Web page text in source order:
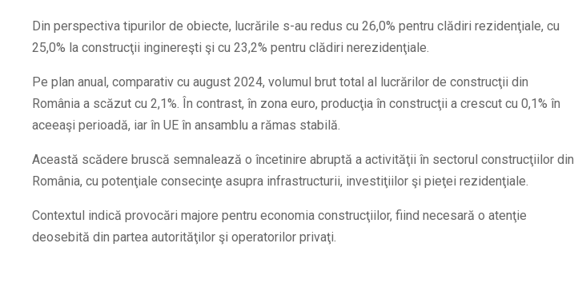
Din perspectiva tipurilor de obiecte, lucrările s-au redus cu 26,0% pentru clădiri rezidenţiale, cu
25,0% la construcţii inginereşti şi cu 23,2% pentru clădiri nerezidenţiale.
Pe plan anual, comparativ cu august 2024, volumul brut total al lucrărilor de construcţii din
România a scăzut cu 2,1%. În contrast, în zona euro, producţia în construcţii a crescut cu 0,1% în
aceeaşi perioadă, iar în UE în ansamblu a rămas stabilă.
Această scădere bruscă semnalează o încetinire abruptă a activităţii în sectorul construcţiilor din
România, cu potenţiale consecinţe asupra infrastructurii, investiţiilor şi pieţei rezidenţiale.
Contextul indică provocări majore pentru economia construcţiilor, fiind necesară o atenţie
deosebită din partea autorităţilor şi operatorilor privaţi.